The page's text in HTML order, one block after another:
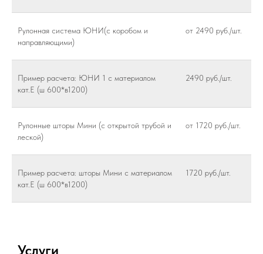
Рулонная система ЮНИ(с коробом и
направляющими)
от 2490 руб./шт.
Пример расчета: ЮНИ 1 с материалом
кат.Е (ш 600*в1200)
2490 руб./шт.
Рулонные шторы Мини (с открытой трубой и
леской)
от 1720 руб./шт.
Пример расчета: шторы Мини с материалом
кат.Е (ш 600*в1200)
1720 руб./шт.
Услуги